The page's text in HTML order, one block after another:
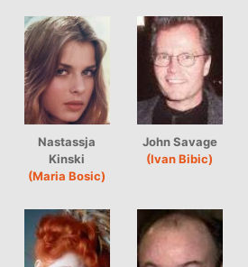
Nastassja
Kinski
(Maria Bosic)
John Savage
(Ivan Bibic)